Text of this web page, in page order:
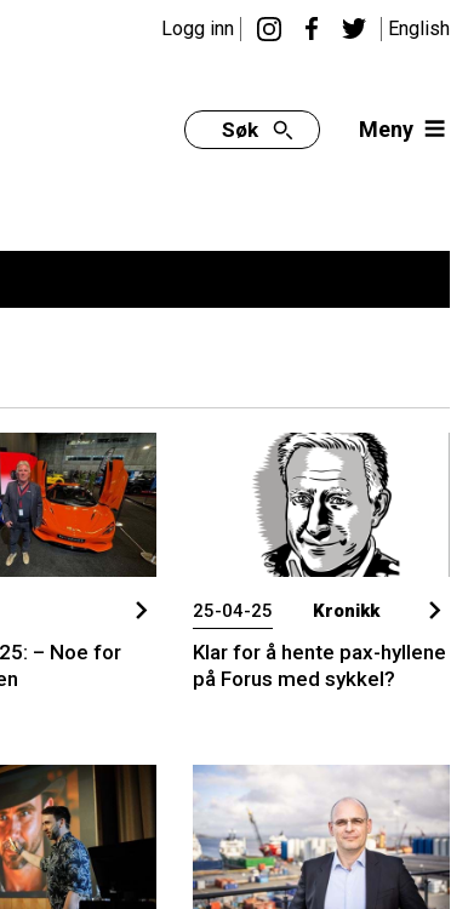
Logg inn English
Søk Meny
– Noe for
25-04-25 Kronikk
Klar for å hente pax-hyllene
på Forus med sykkel?